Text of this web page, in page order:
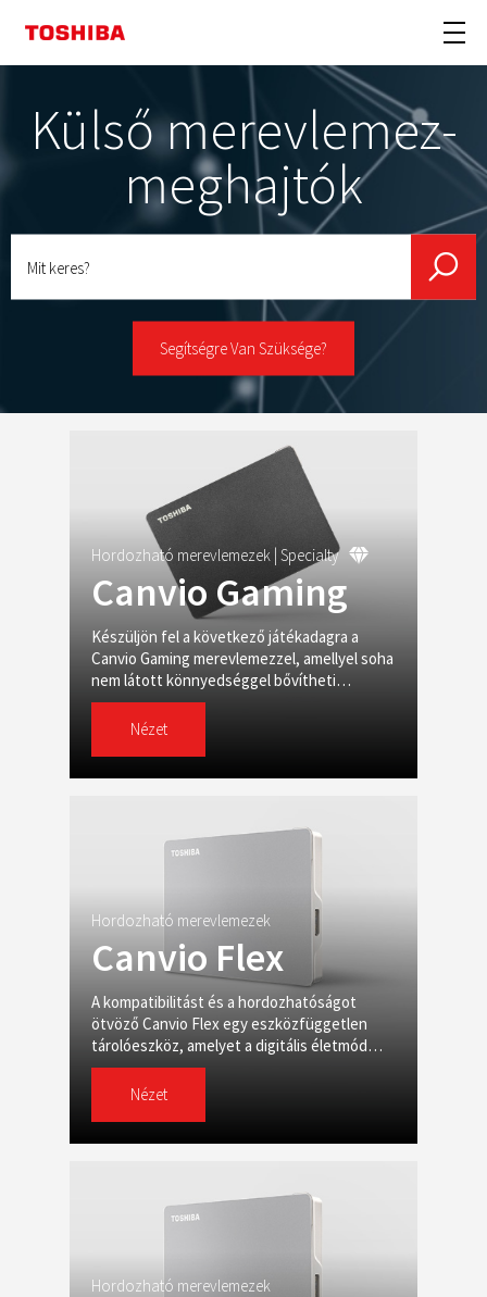
Külső merevlemez-
meghajtók
Mit
keres?
Segítségre Van Szüksége?
Hordozható merevlemezek | Specialty
Canvio Gaming
Készüljön fel a következő játékadagra a
Canvio Gaming merevlemezzel, amellyel soha
nem látott könnyedséggel bővítheti
játékgyűjteményét.
Nézet
Hordozható merevlemezek
Canvio Flex
A kompatibilitást és a hordozhatóságot
ötvöző Canvio Flex egy eszközfüggetlen
tárolóeszköz, amelyet a digitális életmód
igényeire szabtunk.
Nézet
Hordozható merevlemezek